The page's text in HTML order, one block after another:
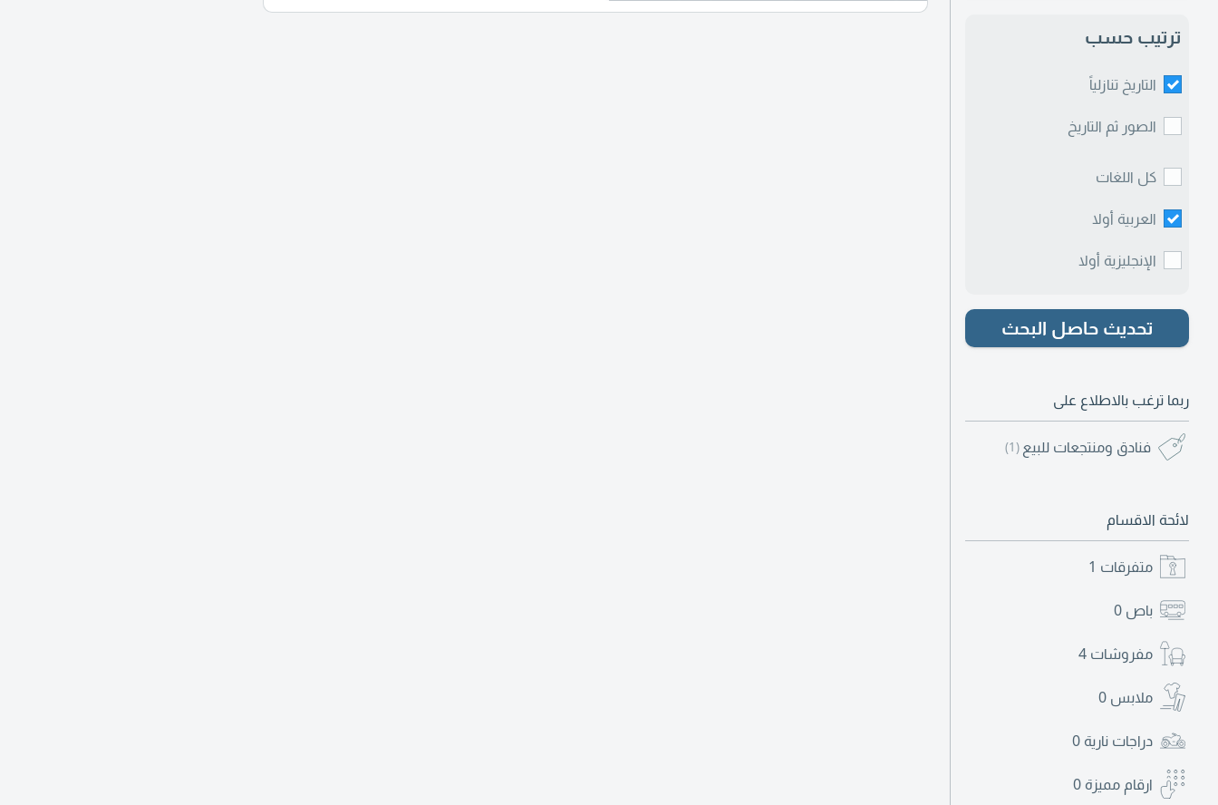
ترتيب حسب
التاريخ تنازلياً
الصور ثم التاريخ
كل اللغات
العربية أولا
الإنجليزية أولا
تحديث حاصل البحث
ربما ترغب بالاطلاع على
فنادق ومنتجعات للبيع (1)
لائحة الاقسام
متفرقات 1
باص 0
مفروشات 4
ملابس 0
دراجات نارية 0
ارقام مميزة 0